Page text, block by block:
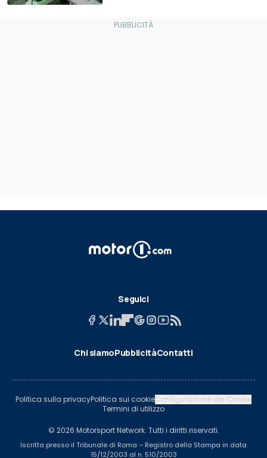
Seguici
Chi siamoPubblicitàContatti
Politica sulla privacyPolitica sui cookieConfigurazione dei Cookie
Termini di utilizzo
© 2026 Motorsport Network. Tutti i diritti riservati.
Iscritta presso il Tribunale di Roma – Registro della Stampa in data
15/12/2003 al n. 510/2003